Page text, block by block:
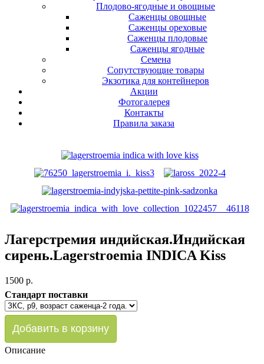
Плодово-ягодные и овощные
Саженцы овощные
Саженцы ореховые
Саженцы плодовые
Саженцы ягодные
Семена
Сопутствующие товары
Экзотика для контейнеров
Акции
Фотогалерея
Контакты
Правила заказа
Лагерстремия индийская.Индийская
сирень.Lagerstroemia INDICA Kiss
1500 p.
Стандарт поставки
Описание